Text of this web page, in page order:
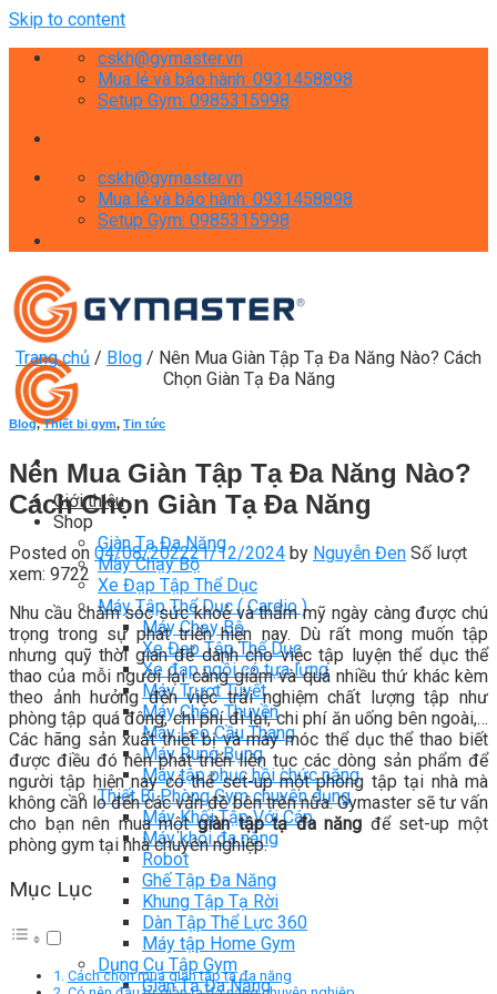
Skip to content
cskh@gymaster.vn
Mua lẻ và bảo hành: 0931458898
Setup Gym: 0985315998
cskh@gymaster.vn
Mua lẻ và bảo hành: 0931458898
Setup Gym: 0985315998
Giới thiệu
Shop
Giàn Tạ Đa Năng
Máy Chạy Bộ
Xe Đạp Tập Thể Dục
Máy Tập Thể Dục ( Cardio )
Máy Chạy Bộ
Xe Đạp Tập Thể Dục
Xe đạp ngồi có tựa lưng
Máy Trượt Tuyết
Máy Chèo Thuyền
Máy Leo Cầu Thang
Máy Rung Bụng
Máy tập phục hồi chức năng
Thiết Bị Phòng Gym chuyên dụng
Máy Khối Tập Với Cáp
Máy khối đa năng
Robot
Ghế Tập Đa Năng
Khung Tập Tạ Rời
Dàn Tập Thể Lực 360
Máy tập Home Gym
Dụng Cụ Tập Gym
Giàn Tạ Đa Năng
Trang chủ / Blog / Nên Mua Giàn Tập Tạ Đa Năng Nào? Cách
Chọn Giàn Tạ Đa Năng
Blog,Thiết bị gym, Tin tức
Nên Mua Giàn Tập Tạ Đa Năng Nào?
Cách Chọn Giàn Tạ Đa Năng
Posted on 04/08/202221/12/2024 by Nguyễn Đen Số lượt
xem: 9722
Nhu cầu chăm sóc sức khoẻ và thẩm mỹ ngày càng được chú
trọng trong sự phát triển hiện nay. Dù rất mong muốn tập
nhưng quỹ thời gian để dành cho việc tập luyện thể dục thể
thao của mỗi người lại càng giảm và quá nhiều thứ khác kèm
theo ảnh hưởng đến việc trải nghiệm chất lượng tập như
phòng tập quá đông, chi phí đi lại, chi phí ăn uống bên ngoài,…
Các hãng sản xuất thiết bị và máy móc thể dục thể thao biết
được điều đó nên phát triển liên tục các dòng sản phẩm để
người tập hiện nay có thể set-up một phòng tập tại nhà mà
không cần lo đến các vấn đề bên trên nữa. Gymaster sẽ tư vấn
cho bạn nên mua mộtgiàn tập tạ đa năng để set-up một
phòng gym tại nhà chuyên nghiệp.
Mục Lục
Cách chọn mua giàn tập tạ đa năng